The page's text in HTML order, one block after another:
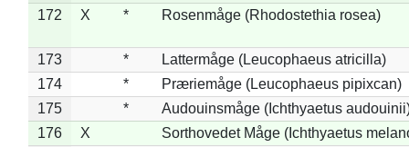
172
X * Rosenmåge (Rhodostethia rosea)
173 *
Lattermåge (Leucophaeus atricilla)
174
*
Præriemåge (Leucophaeus pipixcan)
175
*
Audouinsmåge (Ichthyaetus
176
X
Sorthovedet Måge (Ichthyaetus